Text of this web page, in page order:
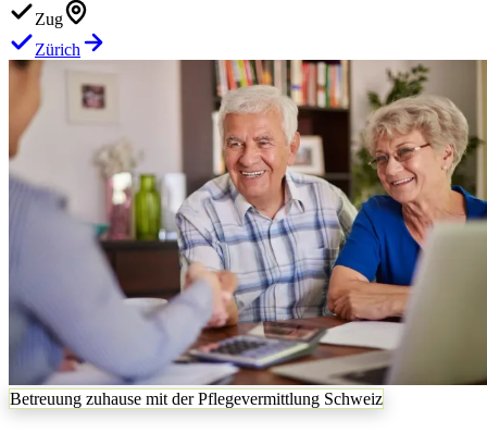
Zug
Zürich
Betreuung zuhause mit der Pflegevermittlung Schweiz